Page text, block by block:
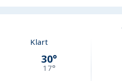
Klart
30°
17°